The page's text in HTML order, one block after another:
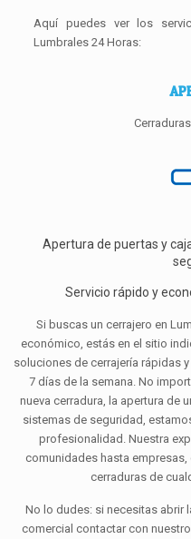
Aquí puedes ver los
Lumbrales 24 Horas:
Apertura de puertas y
Servicio rápido y
Si buscas un cerrajero en
económico, estás en el sitio
soluciones de cerrajería rápidas
7 días de la semana. No
nueva cerradura, la apertura de
sistemas de seguridad,
profesionalidad. Nuestra
comunidades hasta
cerraduras de
No lo dudes: si necesitas abrir
comercial contactar con